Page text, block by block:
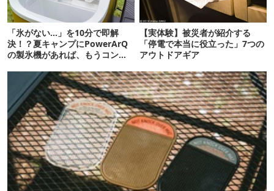
「氷がない…」を10分で即解
決！？夏キャンプにPowerArQ
の製氷機があれば、もうコンビ
【実体験】被災者が紹介する
「停電で本当に役立った」7つの
アウトドアギア